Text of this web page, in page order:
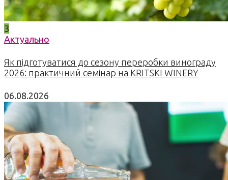
3
Актуально
Як підготуватися до сезону переробки винограду
2026: практичний семінар на KRITSKI WINERY
06.08.2026